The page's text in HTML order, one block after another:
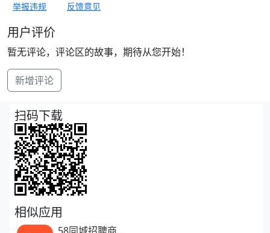
举报违规 反馈意见
用户评价
暂无评论，评论区的故事，期待从您开始！
新增评论
扫码下载
相似应用